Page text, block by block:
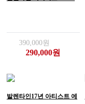
390,000원
290,000원
발렌타인17년 아티스트 에